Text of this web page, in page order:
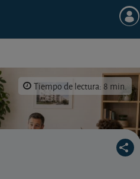
Tiempo de lectura: 8 min.